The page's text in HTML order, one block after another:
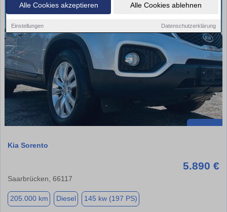
Alle Cookies akzeptieren Alle Cookies ablehnen
Einstellungen Datenschutzerklärung
Kia Sorento
5.890 €
Saarbrücken, 66117
205.000 km Diesel 145 kw (197 PS)